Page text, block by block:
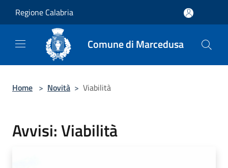
Regione Calabria
Comune di Marcedusa
Home > Novità > Viabilità
Avvisi: Viabilità